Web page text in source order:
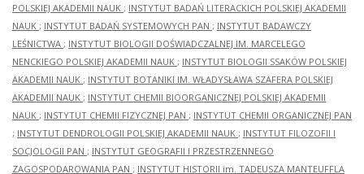
POLSKIEJ AKADEMII NAUK ; INSTYTUT BADAŃ LITERACKICH POLSKIEJ AKADEMII
NAUK ; INSTYTUT BADAŃ SYSTEMOWYCH PAN ; INSTYTUT BADAWCZY
LEŚNICTWA ; INSTYTUT BIOLOGII DOŚWIADCZALNEJ IM. MARCELEGO
NENCKIEGO POLSKIEJ AKADEMII NAUK ; INSTYTUT BIOLOGII SSAKÓW POLSKIEJ
AKADEMII NAUK ; INSTYTUT BOTANIKI IM. WŁADYSŁAWA SZAFERA POLSKIEJ
AKADEMII NAUK ; INSTYTUT CHEMII BIOORGANICZNEJ POLSKIEJ AKADEMII
NAUK ; INSTYTUT CHEMII FIZYCZNEJ PAN ; INSTYTUT CHEMII ORGANICZNEJ PAN
; INSTYTUT DENDROLOGII POLSKIEJ AKADEMII NAUK ; INSTYTUT FILOZOFII I
SOCJOLOGII PAN ; INSTYTUT GEOGRAFII I PRZESTRZENNEGO
ZAGOSPODAROWANIA PAN ; INSTYTUT HISTORII im. TADEUSZA MANTEUFFLA